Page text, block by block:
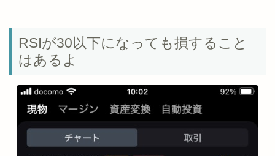
RSIが30以下になっても損すること
はあるよ